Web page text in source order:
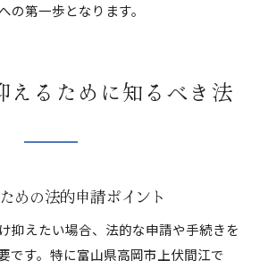
の第一歩となります。
えるために知るべき法
めの法的申請ポイント
抑えたい場合、法的な申請や手続きを
です。特に富山県高岡市上伏間江で